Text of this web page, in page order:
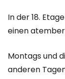
In der 18.
einen
Montags und
anderen